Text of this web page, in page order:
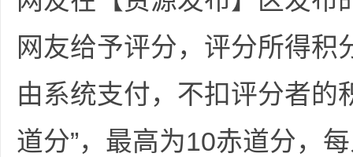
网友给予评分，评分所得
由系统支付，不扣评分者的
道分”，最高为10赤道分，